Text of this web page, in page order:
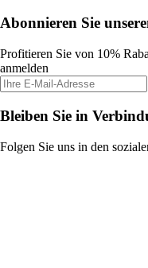
Abonnieren Sie
Profitieren Sie von 10%
anmelden
Bleiben Sie in
Folgen Sie uns in den